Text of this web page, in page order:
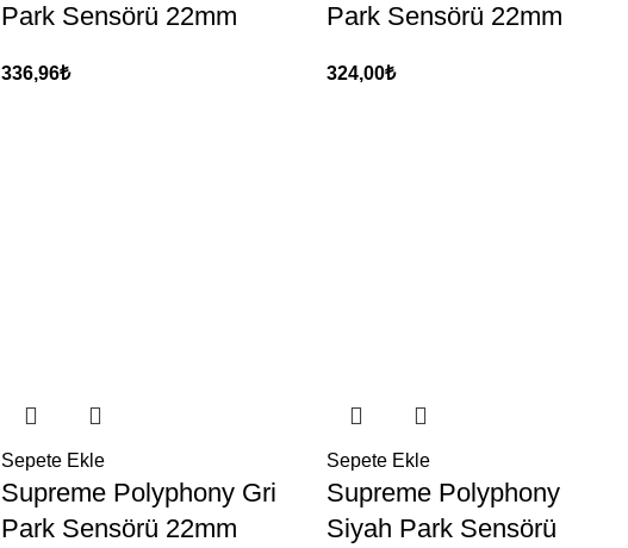
Park Sensörü 22mm
336,96₺
Park Sensörü 22mm
324,00₺
Sepete Ekle
Supreme Polyphony Gri
Park Sensörü 22mm
Sepete Ekle
Supreme Polyphony
Siyah Park Sensörü